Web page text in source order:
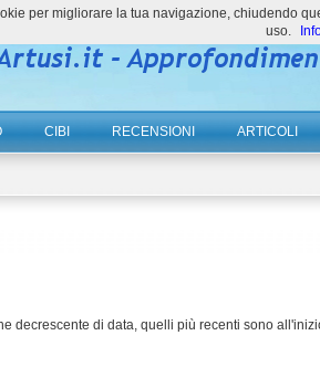
CIBI RECENSIONI ARTICOLI
decrescente di data, quelli più recenti sono
per migliorare la tua navigazione, chiudendo
uso.